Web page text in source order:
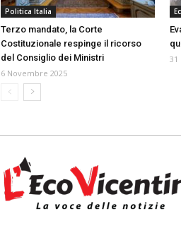
Politica Italia
Terzo mandato, la Corte
Costituzionale respinge il ricorso
del Consiglio dei Ministri
6 Novembre 2025
31